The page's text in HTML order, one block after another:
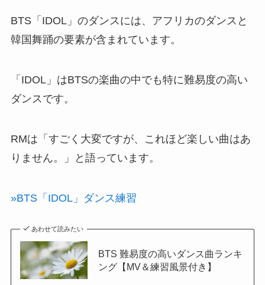
BTS「IDOL」のダンスには、アフリカのダンスと
韓国舞踊の要素が含まれています。
「IDOL」はBTSの楽曲の中でも特に難易度の高い
ダンスです。
RMは「すごく大変ですが、これほど楽しい曲はあ
りません。」と語っています。
»BTS「IDOL」ダンス練習
あわせて読みたい
BTS 難易度の高いダンス曲ランキ
ング【MV＆練習風景付き】